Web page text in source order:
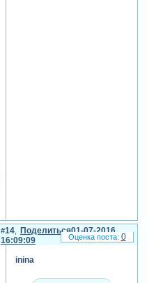
Поделиться
14
01-07-2016
16:09:09
inina
0